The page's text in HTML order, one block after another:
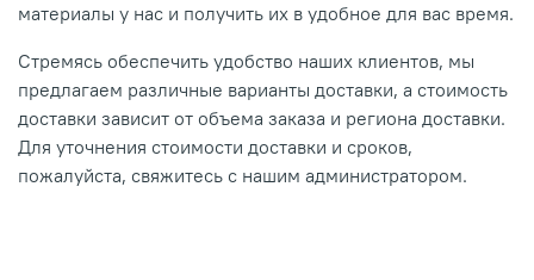
материалы у нас и получить их в удобное для вас время.
Стремясь обеспечить удобство наших клиентов, мы
предлагаем различные варианты доставки, а стоимость
доставки зависит от объема заказа и региона доставки.
Для уточнения стоимости доставки и сроков,
пожалуйста, свяжитесь с нашим администратором.